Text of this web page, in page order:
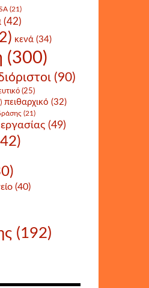
(21)
(42)
κενά (34)
(300)
(90)
(25)
πειθαρχικό (32)
(21)
(49)
(40)
(192)